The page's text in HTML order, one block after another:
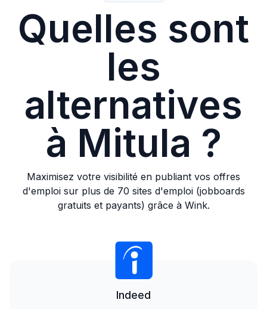
Quelles sont
les
alternatives
à Mitula ?
Maximisez votre visibilité en publiant vos offres
d'emploi sur plus de 70 sites d'emploi (jobboards
gratuits et payants) grâce à Wink.
Indeed